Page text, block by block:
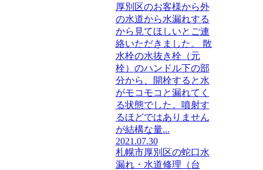
厚別区のお客様から外
の水道から水漏れする
から見てほしいとご連
絡いただきました。 散
水栓の水抜き栓（元
栓）のハンドル下の部
分から、開栓すると水
がモコモコと漏れてく
る状態でした。噴射す
るほどではありません
が結構な量...
2021.07.30
札幌市厚別区の蛇口水
漏れ・水道修理（台